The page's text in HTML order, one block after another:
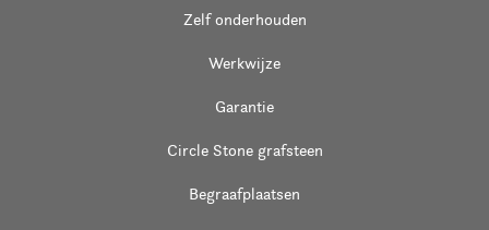
Zelf onderhouden
Werkwijze
Garantie
Circle Stone grafsteen
Begraafplaatsen